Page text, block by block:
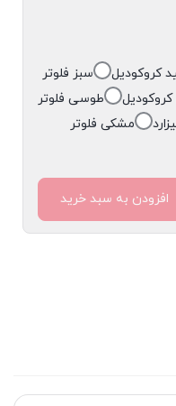
کروکودیل
سبز فلوتر
طوسی فلوتر
مشکی فلوتر
افزودن به سبد خرید